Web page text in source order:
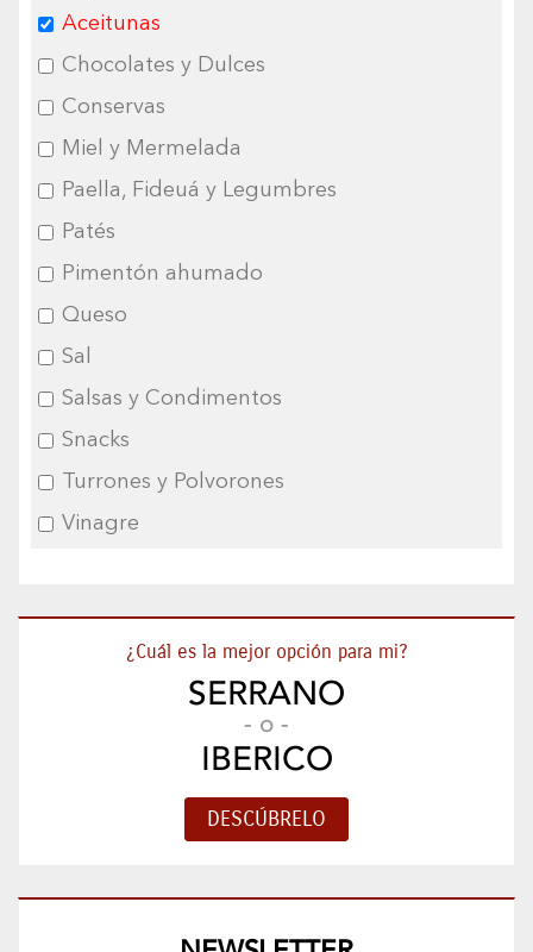
Aceitunas
Chocolates y Dulces
Conservas
Miel y Mermelada
Paella, Fideuá y Legumbres
Patés
Pimentón ahumado
Queso
Sal
Salsas y Condimentos
Snacks
Turrones y Polvorones
Vinagre
¿Cuál es la mejor opción para mi?
SERRANO
- o -
IBERICO